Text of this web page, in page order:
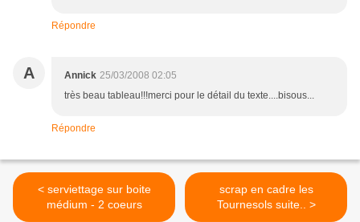
Répondre
A Annick 25/03/2008 02:05
très beau tableau!!!merci pour le détail du texte....bisous...
Répondre
< serviettage sur boite
médium - 2 coeurs
scrap en cadre les
Tournesols suite.. >